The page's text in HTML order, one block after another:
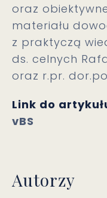
oraz
materiału
z praktyczą
ds. celnych
oraz r.pr.
Link do
vBS
Autorzy